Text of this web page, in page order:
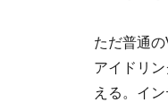
ただ普通
アイドリ
える。イ